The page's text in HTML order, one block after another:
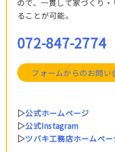
ので、一貫して家づくり
ることが可能。
072-847-2774
フォームからのお問い
▷公式ホームページ
▷公式Instagram
▷ツバキ工務店ホームペー